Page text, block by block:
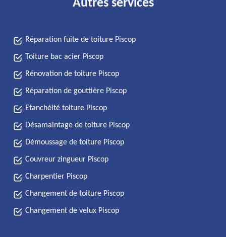
Autres services
Réparation fuite de toiture Piscop
Toiture bac acier Piscop
Rénovation de toiture Piscop
Réparation de gouttière Piscop
Etanchéité toiture Piscop
Désamaintage de toiture Piscop
Démoussage de toiture Piscop
Couvreur zingueur Piscop
Charpentier Piscop
Changement de toiture Piscop
Changement de velux Piscop